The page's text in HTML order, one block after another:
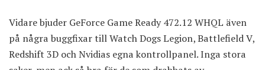
Vidare bjuder GeForce Game Ready 472.12 WHQL även
på några buggfixar till Watch Dogs Legion, Battlefield V,
Redshift 3D och Nvidias egna kontrollpanel. Inga stora